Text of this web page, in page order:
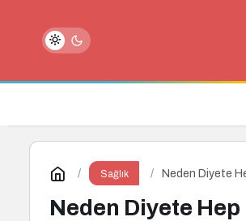
Sağlık Neden Diyete
Neden Diyete